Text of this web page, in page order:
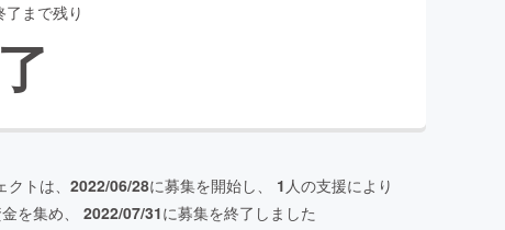
了まで残り
トは、 2022/06/28に募集を開始し、 1 人の支援により
を集め、 2022/07/31に募集を終了しました